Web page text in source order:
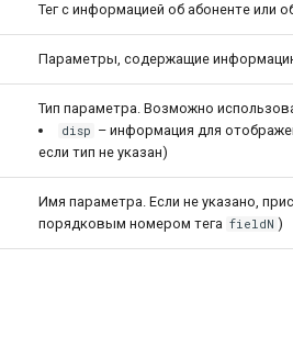
Тег с информацией об абоненте или
Параметры, содержащие
Тип параметра. Возможно
disp – информация для
если тип не указан)
Имя параметра. Если не указано,
порядковым номером тега fieldN )